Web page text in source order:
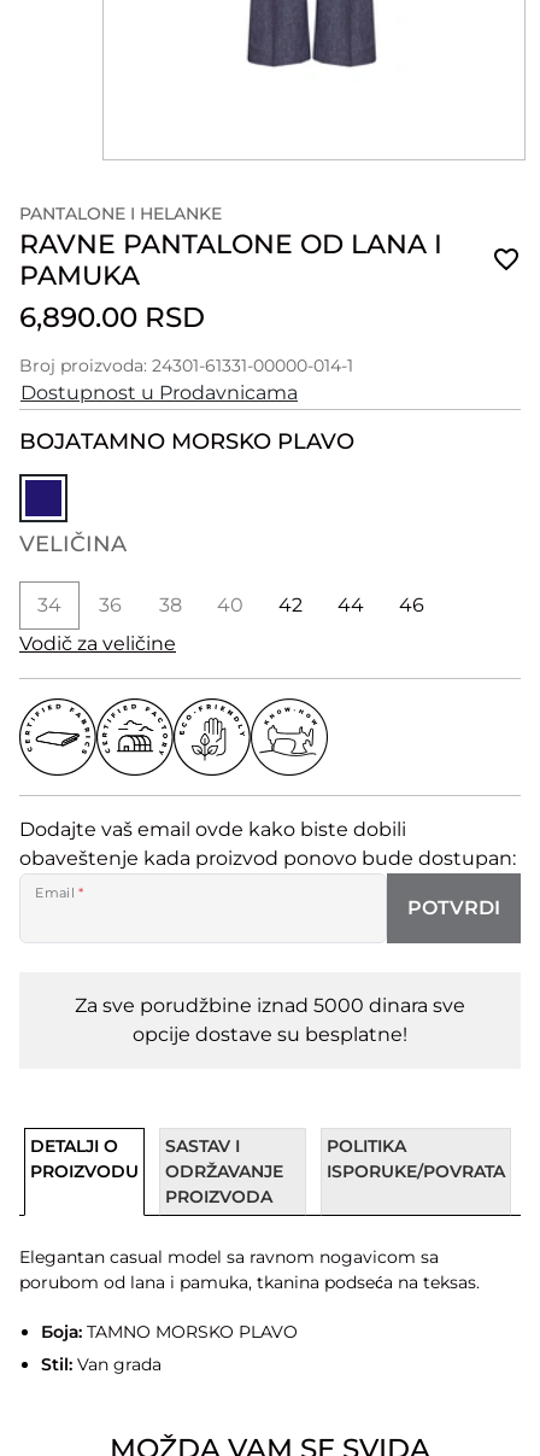
PANTALONE I HELANKE
RAVNE PANTALONE OD LANA I
PAMUKA
6,890.00 RSD
Broj proizvoda: 24301-61331-00000-014-1
Dostupnost u Prodavnicama
BOJATAMNO MORSKO PLAVO
VELIČINA
34 36 38 40 42 44
46
Vodič za veličine
Dodajte vaš email ovde kako biste dobili
obaveštenje kada proizvod ponovo bude dostupan:
Email *
POTVRDI
Za sve porudžbine iznad 5000 dinara sve
opcije dostave su besplatne!
DETALJI O
PROIZVODU
SASTAV I
ODRŽAVANJE
PROIZVODA
POLITIKA
ISPORUKE/POVRATA
Elegantan casual model sa ravnom nogavicom sa
porubom od lana i pamuka, tkanina podseća na teksas.
Боја:TAMNO MORSKO PLAVO
Stil:Van grada
MOŽDA VAM SE SVIDA